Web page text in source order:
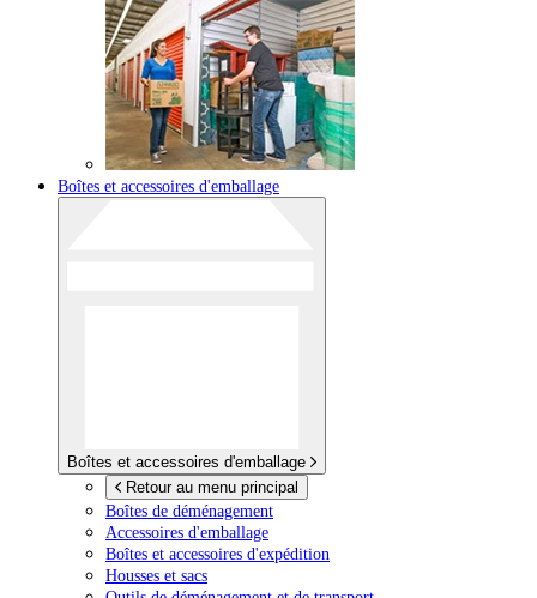
Boîtes et accessoires d'emballage
Boîtes et accessoires d'emballage
Retour au menu principal
Boîtes de déménagement
Accessoires d'emballage
Boîtes et accessoires d'expédition
Housses et sacs